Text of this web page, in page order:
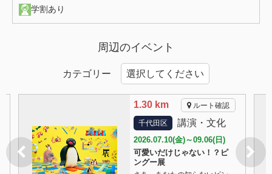
学割あり
周辺のイベント
カテゴリー
1.30 km ルート確認
千代田区 講演・文化
2026.07.10(金)～09.06(日)
可愛いだけじゃない！？ピ
ングー展